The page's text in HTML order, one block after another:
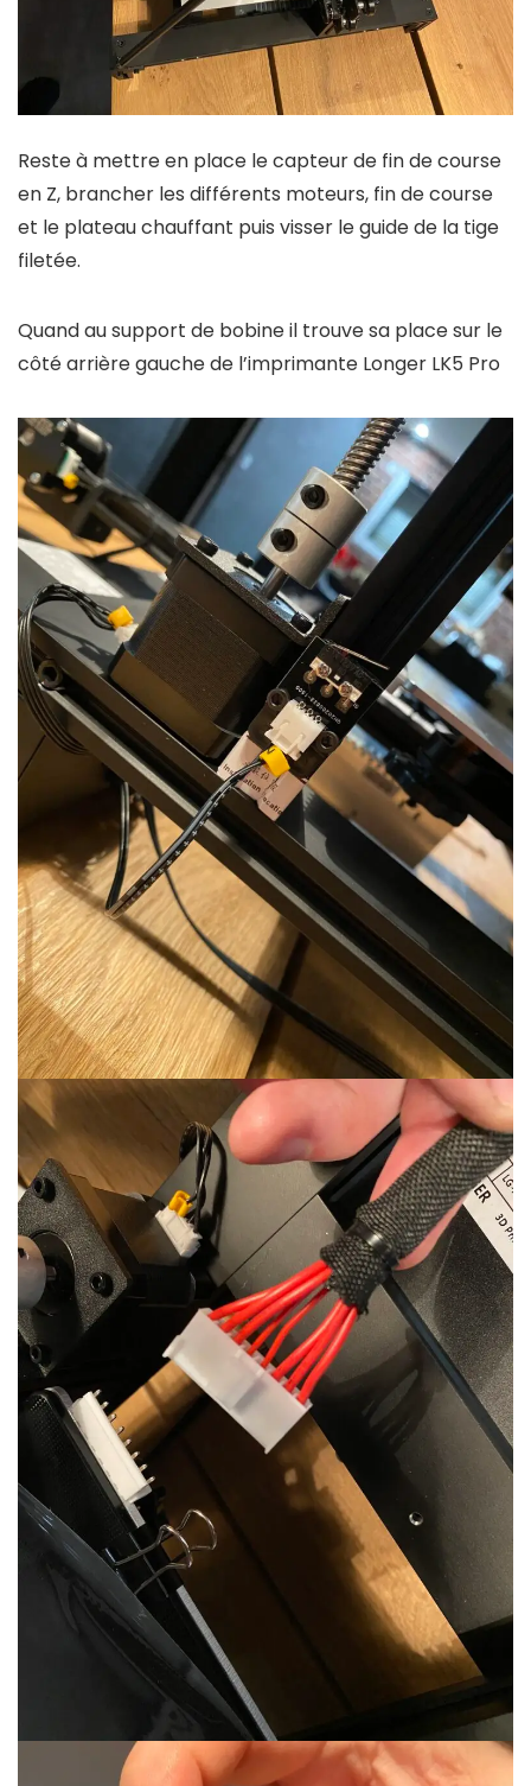
Reste à mettre en place le capteur de fin de course
en Z, brancher les différents moteurs, fin de course
et le plateau chauffant puis visser le guide de la tige
filetée.
Quand au support de bobine il trouve sa place sur le
côté arrière gauche de l’imprimante Longer LK5 Pro